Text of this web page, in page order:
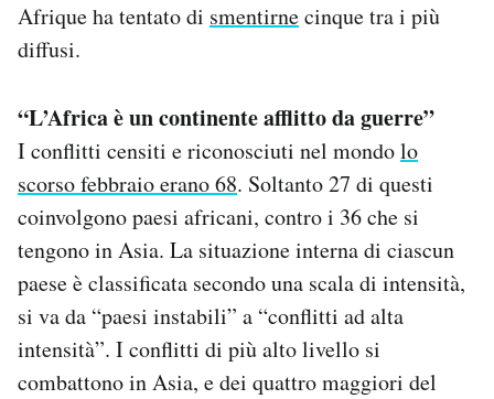
Newsletter
Notifiche mobile
Esci
Afrique ha tentato di smentirnecinque tra i più
diffusi.
“L’Africa è un continente afflitto da guerre”
I conflitti censiti e riconosciuti nel mondolo
scorso febbraio erano 68. Soltanto 27 di questi
coinvolgono paesi africani, contro i 36 che si
tengono in Asia. La situazione interna di ciascun
paese è classificata secondo una scala di intensità,
si va da “paesi instabili” a “conflitti ad alta
intensità”. I conflitti di più alto livello si
combattono in Asia, e dei quattro maggiori del